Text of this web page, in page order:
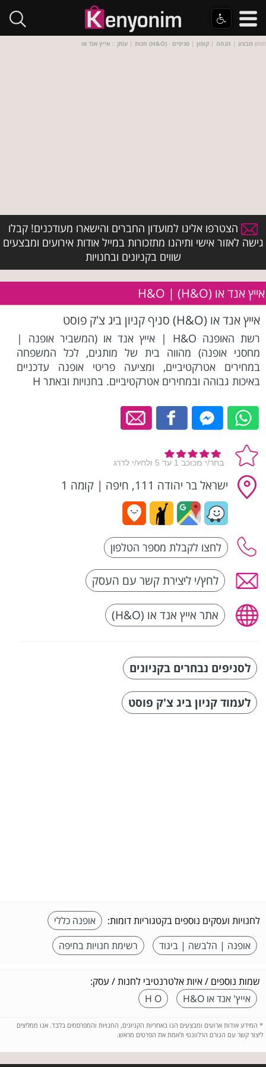
חנות | עסק :: אייץ אנד או (H&O) - חפש מבצע | הנחה | קופון | סניפים
הצטרפו אלינו למועדון החברים והישארו מעודכנים! קבלו
גישה לאזור אישי ותיהנו מתזכורות במייל אודות אירועים ומבצעים
שווים בקניונים ובחנויות
אייץ אנד או (H&O) | H&O
אייץ אנד או (H&O) סניף קניון ביג צ'ק פוסט
רשת האופנה H&O | אייץ אנד או (המשביר אופנה |
מחסני אופנה) מהווה בית של מותגים, לכל המשפחה
במחירים אטרקטיביים, ומציעה פריטי אופנה עדכניים
באיכות גבוהה ובמחירים אטרקטיביים. בחנויות ובאתר H
ישראל בר יהודה 111, חיפה | קומה 1
לחץ/י ליצירת קשר עם העסק
אתר אייץ אנד או (H&O)
לסניפים נבחרים בקניונים
לעמוד קניון ביג צ'ק פוסט
לחנויות ועסקים נוספים בקטגוריות דומות:
אופנה כללי
אופנה | הלבשה | ביגוד
רשימת חנויות בחיפה
שמות נוספים / איות אלטרנטיבי לחנות / עסק:
אייץ' אנד או H&O
H O
* המידע אודות ארועים ומבצעים הנו באחריות הקניונים, החנויות והמפרסמים בלבד. אנו ממליצים
ליצור קשר עם הגורם הרלוונטי ולאמת את הפרטים מראש.